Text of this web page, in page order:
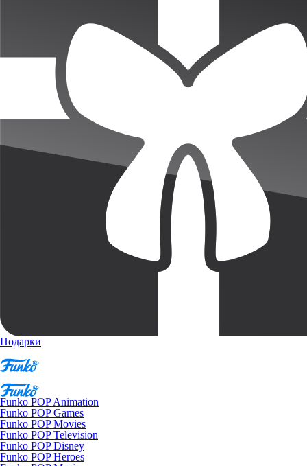
Подарки
Funko POP Animation
Funko POP Games
Funko POP Movies
Funko POP Television
Funko POP Disney
Funko POP Heroes